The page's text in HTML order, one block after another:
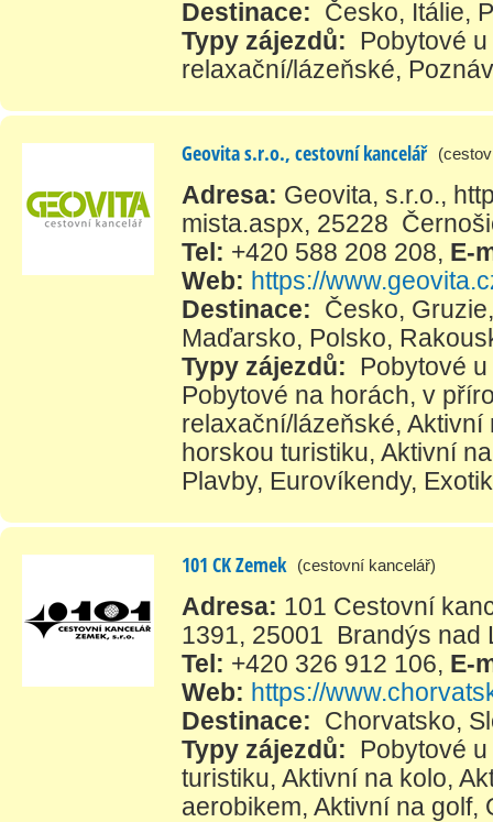
Destinace: Česko, Itálie,
Typy zájezdů:
Pobytové
relaxační/lázeňské,
Geovita s.r.o., cestovní kancelář
Adresa: Geovita, s.r.o.,
mista.aspx, 25228
Tel: +420 588 208 208, E-
Web: https://
Destinace: Česko, Gruzie
Maďarsko, Polsko,
Typy zájezdů:
Pobytové
Pobytové na horách, v
relaxační/lázeňské, Aktivní
horskou turistiku, Aktivní
Plavby, Eurovíkendy,
101 CK Zemek (cestovní kancelář)
Adresa: 101 Cestovní
1391, 25001 Brandýs nad
Tel: +420 326 912 106, E-
Web: https://
Destinace: Chorvatsko,
Typy zájezdů:
Pobytové
turistiku, Aktivní na kolo,
aerobikem, Aktivní na golf,